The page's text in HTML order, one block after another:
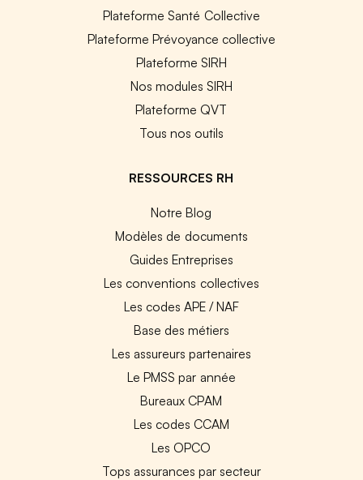
Plateforme Santé Collective
Plateforme Prévoyance collective
Plateforme SIRH
Nos modules SIRH
Plateforme QVT
Tous nos outils
RESSOURCES RH
Notre Blog
Modèles de documents
Guides Entreprises
Les conventions collectives
Les codes APE / NAF
Base des métiers
Les assureurs partenaires
Le PMSS par année
Bureaux CPAM
Les codes CCAM
Les OPCO
Tops assurances par secteur